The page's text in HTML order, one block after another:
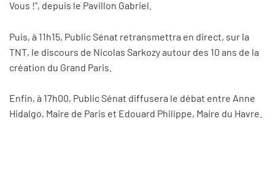
Vous !", depuis le Pavillon Gabriel.
Puis, à 11h15, Public Sénat retransmettra en direct, sur la
TNT, le discours de Nicolas Sarkozy autour des 10 ans de la
création du Grand Paris.
Enfin, à 17h00, Public Sénat diffusera le débat entre Anne
Hidalgo, Maire de Paris et Edouard Philippe, Maire du Havre.